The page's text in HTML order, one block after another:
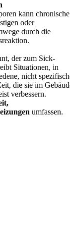
kann chronische
oder
durch die
der zum Sick-
Situationen, in
nicht
die sie im
verbessern.
umfassen.